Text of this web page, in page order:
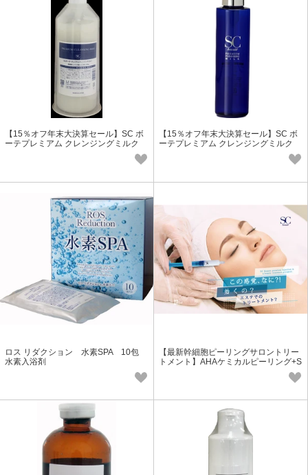
【15％オフ年末大決算セール】SC ボ
ーテプレミアム クレンジングミルク
【15％オフ年末大決算セール】SC ボ
ーテプレミアム クレンジングミルク
ロス リダクション 水素SPA 10包
水素入浴剤
【最新幹細胞ピーリングサロントリー
トメント】AHAケミカルピーリング+S